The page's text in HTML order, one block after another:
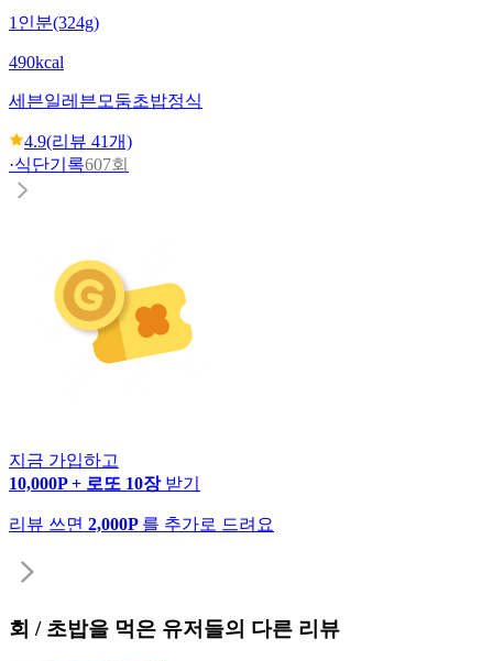
1인분(324g)
490kcal
세븐일레븐 모둠초밥정식
4.9(리뷰 41개)
·식단기록607회
지금 가입하고
10,000P + 로또 10장 받기
리뷰 쓰면 2,000P 를 추가로 드려요
회 / 초밥을 먹은 유저들의 다른 리뷰